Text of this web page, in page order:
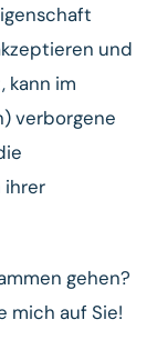
und
kann im
verborgene
ihrer
gehen?
mich auf Sie!